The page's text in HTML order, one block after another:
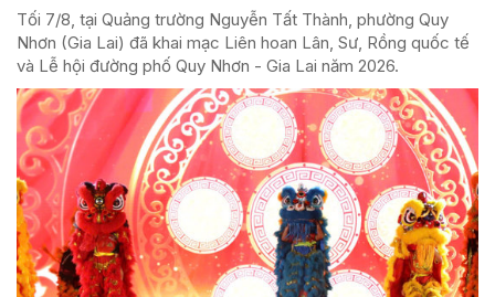
Tối 7/8, tại Quảng trường Nguyễn Tất Thành, phường Quy
Nhơn (Gia Lai) đã khai mạc Liên hoan Lân, Sư, Rồng quốc tế
và Lễ hội đường phố Quy Nhơn - Gia Lai năm 2026.